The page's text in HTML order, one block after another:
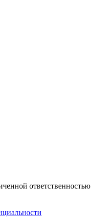
ответственностью